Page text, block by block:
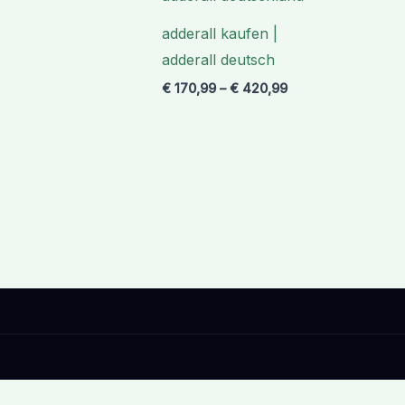
adderall kaufen |
adderall deutsch
€170,99 –€420,99